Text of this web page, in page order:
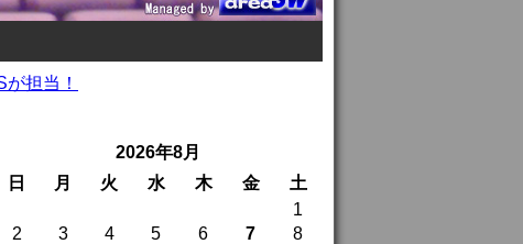
担当！
2026年8月
日
月 火 水 木 金 土
1
2
3 4 5 6 7
8